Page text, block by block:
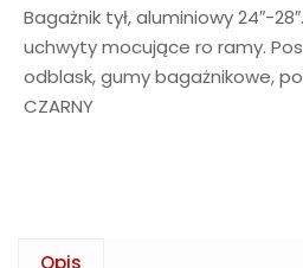
Bagażnik tył, aluminiowy 24″-
uchwyty mocujące ro ramy.
odblask, gumy bagażnikowe,
CZARNY
Opis